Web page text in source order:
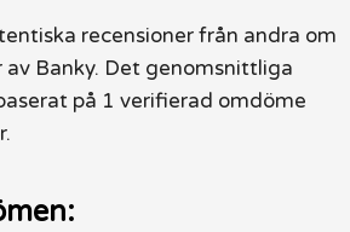
recensioner från andra om
Banky. Det genomsnittliga
på 1 verifierad omdöme